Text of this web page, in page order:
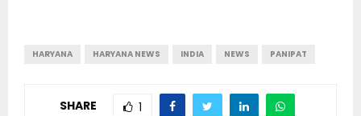
HARYANA HARYANA NEWS INDIA NEWS PANIPAT
SHARE 1